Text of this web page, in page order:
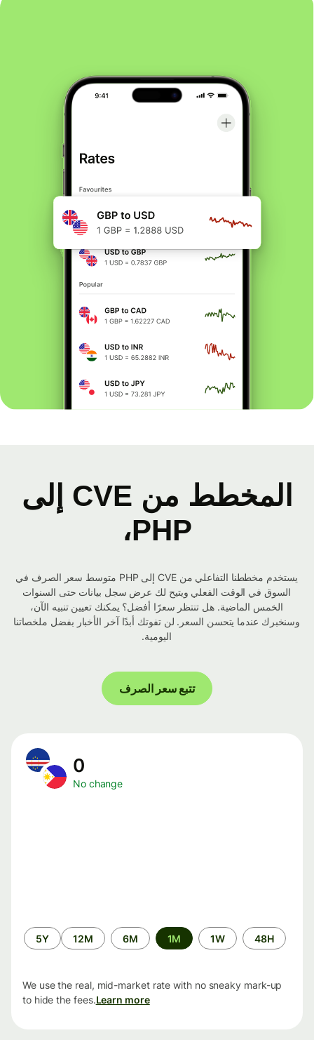
المخطط من CVE إلى
PHP،
يستخدم مخططنا التفاعلي من CVE إلى PHP متوسط ​​سعر الصرف في
السوق في الوقت الفعلي ويتيح لك عرض سجل بيانات حتى السنوات
الخمس الماضية. هل تنتظر سعرًا أفضل؟ يمكنك تعيين تنبيه الآن،
وسنخبرك عندما يتحسن السعر. لن تفوتك أبدًا آخر الأخبار بفضل ملخصاتنا
اليومية.
تتبع سعر الصرف
No change
الفترة
الزمنية
48H
1W
1M
6M
12M
5Y
We use the real, mid-market rate with no sneaky mark-up
to hide the fees.Learn more